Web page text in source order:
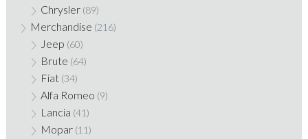
Chrysler (89)
Merchandise (216)
Jeep (60)
Brute (64)
Fiat (34)
Alfa Romeo (9)
Lancia (41)
Mopar (11)